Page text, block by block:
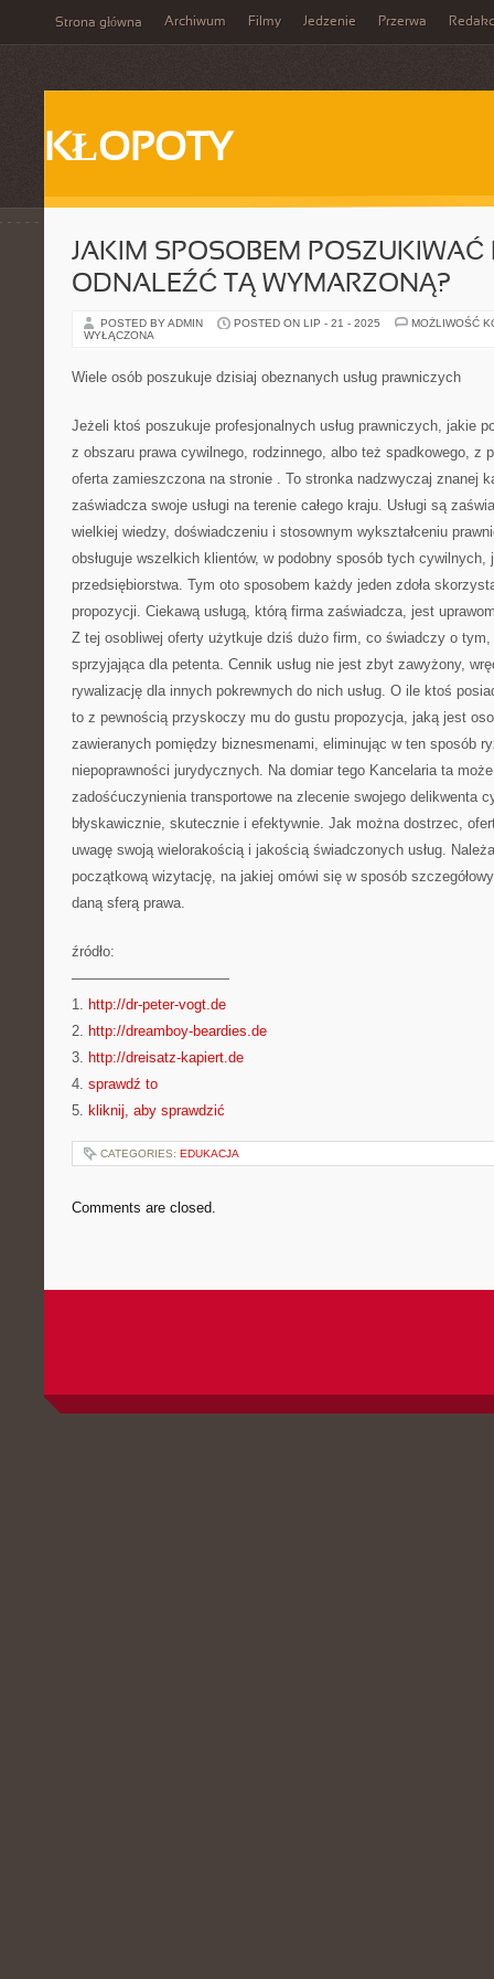
Strona główna Archiwum Filmy Jedzenie Przerwa
KŁOPOTY
JAKIM SPOSOBEM POSZUKIWAĆ
ODNALEŹĆ TĄ WYMARZONĄ?
POSTED BY ADMIN POSTED ON LIP - 21 - 2025
MOŻLIWOŚĆ
WYŁĄCZONA
Wiele osób poszukuje dzisiaj obeznanych usług prawniczych
Jeżeli ktoś poszukuje profesjonalnych usług prawniczych, jakie
z obszaru prawa cywilnego, rodzinnego, albo też spadkowego, z
oferta zamieszczona na stronie . To stronka nadzwyczaj znanej
zaświadcza swoje usługi na terenie całego kraju. Usługi są
wielkiej wiedzy, doświadczeniu i stosownym wykształceniu
obsługuje wszelkich klientów, w podobny sposób tych cywilnych,
przedsiębiorstwa. Tym oto sposobem każdy jeden zdoła
propozycji. Ciekawą usługą, którą firma zaświadcza, jest
Z tej osobliwej oferty użytkuje dziś dużo firm, co świadczy o
sprzyjająca dla petenta. Cennik usług nie jest zbyt zawyżony,
rywalizację dla innych pokrewnych do nich usług. O ile ktoś
to z pewnością przyskoczy mu do gustu propozycja, jaką jest
zawieranych pomiędzy biznesmenami, eliminując w ten sposób
niepoprawności jurydycznych. Na domiar tego Kancelaria ta
zadośćuczynienia transportowe na zlecenie swojego delikwenta
błyskawicznie, skutecznie i efektywnie. Jak można dostrzec,
uwagę swoją wielorakością i jakością świadczonych usług.
początkową wizytację, na jakiej omówi się w sposób
daną sferą prawa.
źródło:
———————————
1. http://dr-peter-vogt.de
2. http://dreamboy-beardies.de
3. http://dreisatz-kapiert.de
4. sprawdź to
5. kliknij, aby sprawdzić
CATEGORIES: EDUKACJA
Comments are closed.